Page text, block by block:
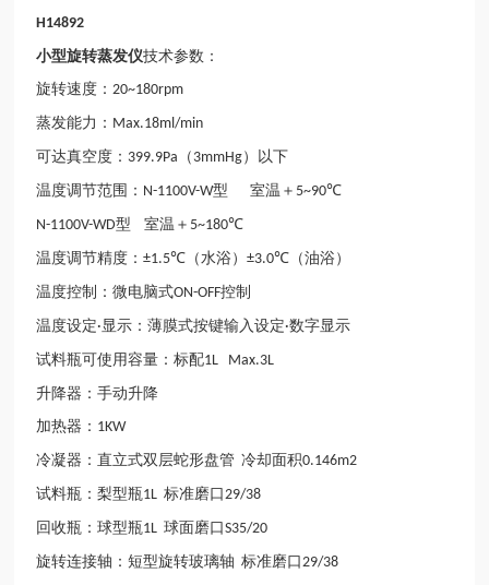
H14892
小型旋转蒸发仪技术参数：
旋转速度： 20~180rpm
蒸发能力： Max.18ml/min
可达真空度： 399.9Pa （ 3mmHg）以下
温度调节范围： N-1100V-W型 室温＋ 5~90℃
N-1100V-WD型 室温＋ 5~180℃
温度调节精度：±1.5℃ （水浴）±3.0℃ （油浴）
温度控制：微电脑式ON-OFF控制
温度设定·显示：薄膜式按键输入设定·数字显示
试料瓶可使用容量：标配1L Max.3L
升降器：手动升降
加热器： 1KW
冷凝器：直立式双层蛇形盘管 冷却面积0.146m2
试料瓶：梨型瓶 1L标准磨口 29/38
回收瓶：球型瓶 1L球面磨口S35/20
旋转连接轴：短型旋转玻璃轴 标准磨口 29/38